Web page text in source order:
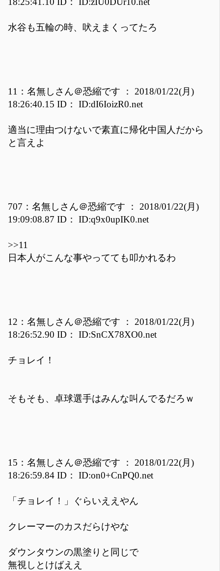
水谷も五輪の時、吠えまくってたろ
11：名無しさん＠恐縮です ： 2018/01/22(月)
18:26:40.15 ID： ID:dI6IoizR0.net
適当に理由つけないで素直に帰化中国人だから
と言えよ
707：名無しさん＠恐縮です ： 2018/01/22(月)
19:09:08.87 ID： ID:q9x0upIK0.net
>>11
日本人がこんな事やってても叩かれるわ
12：名無しさん＠恐縮です ： 2018/01/22(月)
18:26:52.90 ID： ID:SnCX78XO0.net
チョレイ！
そもそも、卓球選手はみんな叫んでるだろｗ
15：名無しさん＠恐縮です ： 2018/01/22(月)
18:26:59.84 ID： ID:on0+CnPQ0.net
「チョレイ！」ぐらいええやん
クレーマーのカスだらけやな
ダウンタウンの黒塗りと同じで
無視しとけばええ